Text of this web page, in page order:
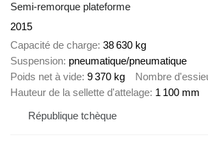
Semi-remorque plateforme
2015
Capacité de charge 38 630 kg
Suspension pneumatique/pneumatique
Poids net à vide 9 370 kg Nombre
Hauteur de la sellette d'attelage 1 100 mm
République tchèque